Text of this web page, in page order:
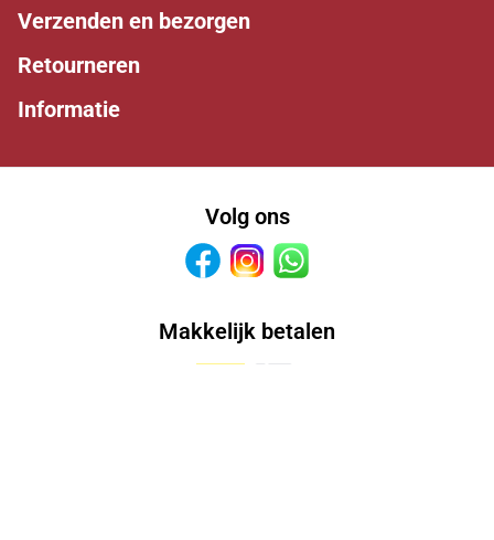
Verzenden en bezorgen
Retourneren
Informatie
Volg ons
FacebookInstagram
Makkelijk betalen